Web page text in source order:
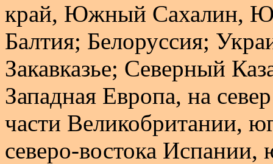
край, Южный Сахалин,
Балтия; Белоруссия;
Закавказье; Северный
Западная Европа, на
части Великобритании,
северо-востока